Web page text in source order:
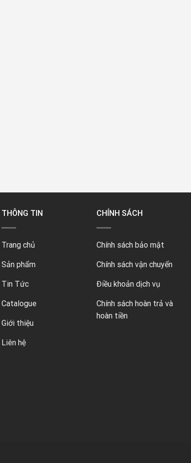
THÔNG TIN
Trang chủ
Sản phẩm
Tin Tức
Catalogue
Giới thiệu
Liên hệ
CHÍNH SÁCH
Chính sách bảo mật
Chính sách vận chuyển
Điều khoản dịch vụ
Chính sách hoàn trả và
hoàn tiền